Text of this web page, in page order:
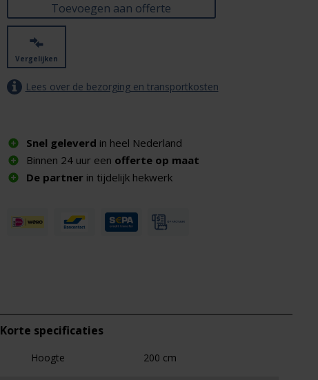
Toevoegen aan offerte
Vergelijken
Lees over de bezorging en transportkosten
Snel geleverd in heel Nederland
Binnen 24 uur een offerte op maat
De partner in tijdelijk hekwerk
Korte specificaties
Hoogte 200 cm